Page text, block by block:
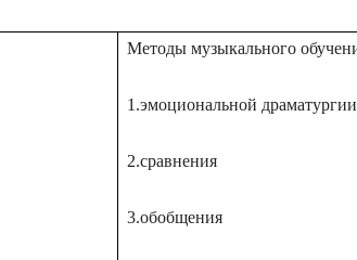
Методы музыкального
1.эмоциональной драматургии
2.сравнения
3.обобщения